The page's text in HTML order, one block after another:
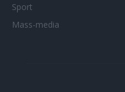
Sport
Mass-media